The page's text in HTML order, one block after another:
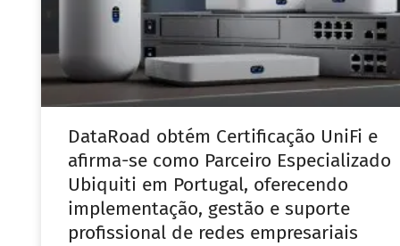
DataRoad obtém Certificação UniFi e
afirma-se como Parceiro Especializado
Ubiquiti em Portugal, oferecendo
implementação, gestão e suporte
profissional de redes empresariais